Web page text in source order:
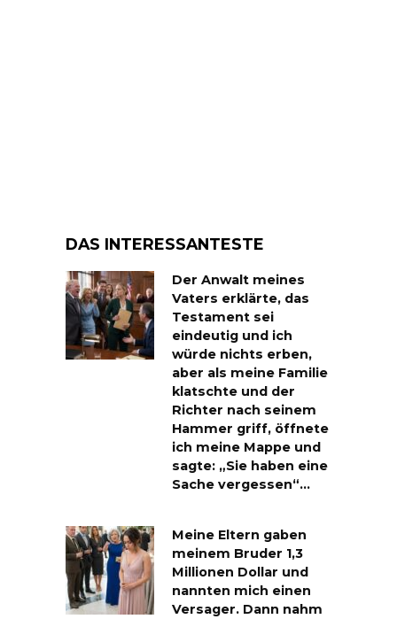
DAS INTERESSANTESTE
Der Anwalt meines
Vaters erklärte, das
Testament sei
eindeutig und ich
würde nichts erben,
aber als meine Familie
klatschte und der
Richter nach seinem
Hammer griff, öffnete
ich meine Mappe und
sagte: „Sie haben eine
Sache vergessen“…
Meine Eltern gaben
meinem Bruder 1,3
Millionen Dollar und
nannten mich einen
Versager. Dann nahm